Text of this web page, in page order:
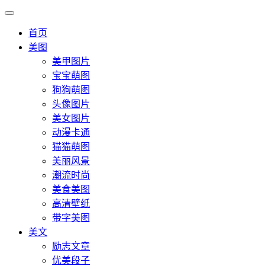
首页
美图
美甲图片
宝宝萌图
狗狗萌图
头像图片
美女图片
动漫卡通
猫猫萌图
美丽风景
潮流时尚
美食美图
高清壁纸
带字美图
美文
励志文章
优美段子